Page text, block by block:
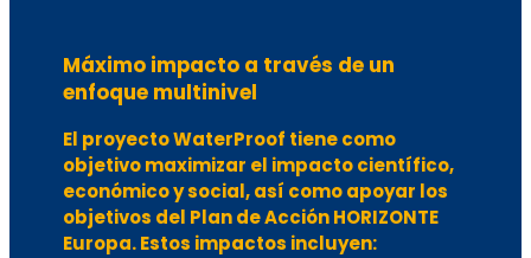
Máximo impacto a través de un
enfoque multinivel
El proyecto WaterProof tiene como
objetivo maximizar el impacto científico,
económico y social, así como apoyar los
objetivos del Plan de Acción HORIZONTE
Europa. Estos impactos incluyen: